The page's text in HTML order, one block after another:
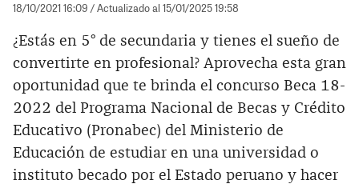
18/10/2021 16:09 / Actualizado al 15/01/2025 19:58
¿Estás en 5° de secundaria y tienes el sueño de
convertirte en profesional? Aprovecha esta gran
oportunidad que te brinda el concurso Beca 18-
2022 del Programa Nacional de Becas y Crédito
Educativo (Pronabec) del Ministerio de
Educación de estudiar en una universidad o
instituto becado por el Estado peruano y hacer